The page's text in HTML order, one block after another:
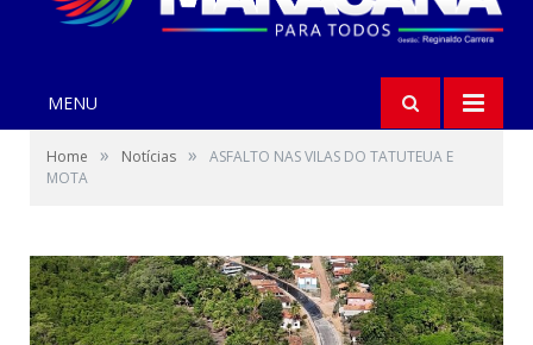
MENU
Home » Notícias »
ASFALTO NAS VILAS DO TATUTEUA E
MOTA